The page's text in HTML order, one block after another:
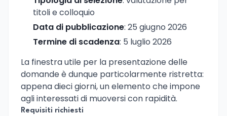
titoli e colloquio
Data di pubblicazione: 25 giugno 2026
Termine di scadenza: 5 luglio 2026
La finestra utile per la presentazione delle
domande è dunque particolarmente ristretta:
appena dieci giorni, un elemento che impone
agli interessati di muoversi con rapidità.
Requisiti richiesti